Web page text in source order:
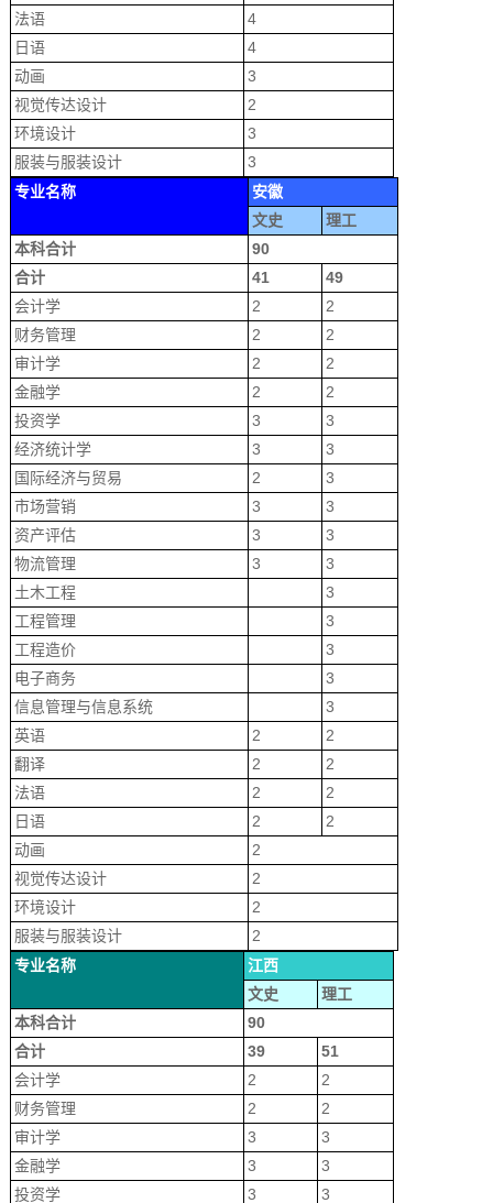
法语
4
日语
4
动画
3
视觉传达设计
2
环境设计
3
服装与服装设计
3
专业名称
安徽
文史
理工
本科合计
90
合计
41
49
会计学
2
2
财务管理
2
2
审计学
2
2
金融学
2
2
投资学
3
3
经济统计学
3
3
国际经济与贸易
2
3
市场营销
3
3
资产评估
3
3
物流管理
3
3
土木工程
3
工程管理
3
工程造价
3
电子商务
3
信息管理与信息系统
3
英语
2
2
翻译
2
2
法语
2
2
日语
2
2
动画
2
视觉传达设计
2
环境设计
2
服装与服装设计
2
专业名称
江西
文史
理工
本科合计
90
合计
39
51
会计学
2
2
财务管理
2
2
审计学
3
3
金融学
3
3
投资学
3 3